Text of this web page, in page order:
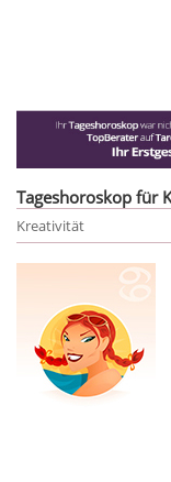
Tageshoroskop für
Kreativität